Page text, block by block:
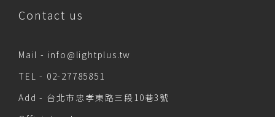
Contact us
Mail - info@lightplus.tw
TEL - 02-27785851
Add - 台北市忠孝東路三段10巷3號